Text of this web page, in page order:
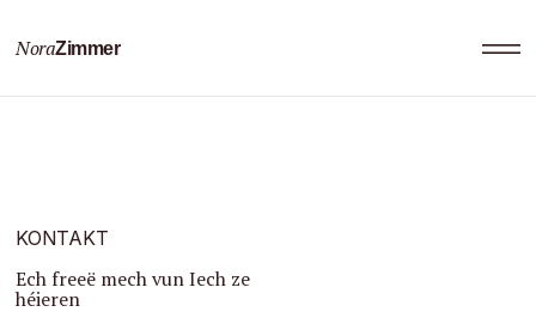
NoraZimmer
KONTAKT
Ech freeë mech vun Iech ze
héieren